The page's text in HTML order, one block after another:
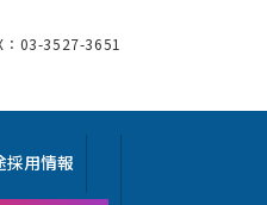
03-3527-3651
採用情報